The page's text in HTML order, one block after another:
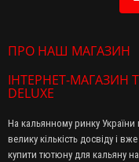
ПРО НАШ МАГАЗИН
ІНТЕРНЕТ-МАГАЗИН
DELUXE
На кальянному ринку
велику кількість досвіду і
купити тютюну для кальяну